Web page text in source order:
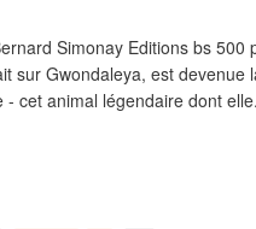
Simonay Editions bs 500
sur Gwondaleya, est devenue
cet animal légendaire dont